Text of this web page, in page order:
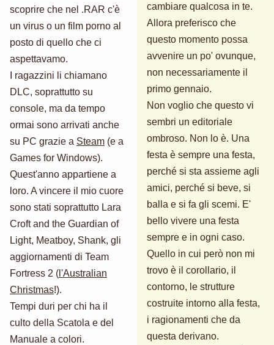
scoprire che nel .RAR c'è
un virus o un film porno al
posto di quello che ci
aspettavamo.
I ragazzini li chiamano
DLC, soprattutto su
console, ma da tempo
ormai sono arrivati anche
su PC grazie a Steam (e a
Games for Windows).
Quest'anno appartiene a
loro. A vincere il mio cuore
sono stati soprattutto Lara
Croft and the Guardian of
Light, Meatboy, Shank, gli
aggiornamenti di Team
Fortress 2 ( l'Australian
Christmas!).
Tempi duri per chi ha il
culto della Scatola e del
Manuale a colori.
cambiare qualcosa in te.
Allora preferisco che
questo momento possa
avvenire un po' ovunque,
non necessariamente il
primo gennaio.
Non voglio che questo vi
sembri un editoriale
ombroso. Non lo è. Una
festa è sempre una festa,
perché si sta assieme agli
amici, perché si beve, si
balla e si fa gli scemi. E'
bello vivere una festa
sempre e in ogni caso.
Quello in cui però non mi
trovo è il corollario, il
contorno, le strutture
costruite intorno alla festa,
i ragionamenti che da
questa derivano.